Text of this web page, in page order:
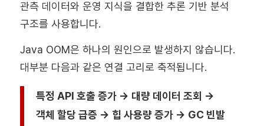
관측 데이터와 운영 지식을 결합한 추론 기반 분석
구조를 사용합니다.
Java OOM은 하나의 원인으로 발생하지 않습니다.
대부분 다음과 같은 연결 고리로 축적됩니다.
특정 API 호출 증가 → 대량 데이터 조회 →
객체 할당 급증 → 힙 사용량 증가 → GC 빈발